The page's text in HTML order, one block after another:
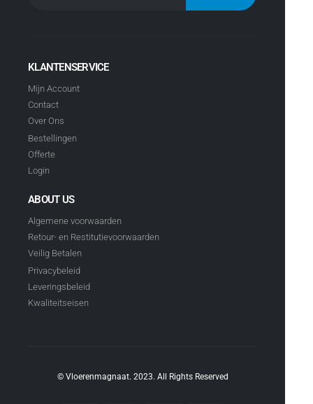
KLANTENSERVICE
Mijn Account
Contact
Over Ons
Bestellingen
Offerte
Login
ABOUT US
Algemene voorwaarden
Retour- en Restitutievoorwaarden
Veilig Betalen
Privacybeleid
Leveringsbeleid
Kwaliteitseisen
© Vloerenmagnaat. 2023. All Rights Reserved